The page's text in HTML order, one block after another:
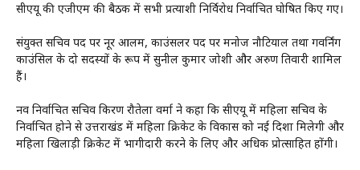
सीएयू की एजीएम की बैठक में सभी प्रत्याशी निर्विरोध निर्वाचित घोषित किए गए।
संयुक्त सचिव पद पर नूर आलम, काउंसलर पद पर मनोज नौटियाल तथा गवर्निंग
काउंसिल के दो सदस्यों के रूप में सुनील कुमार जोशी और अरुण तिवारी शामिल
हैं।
नव निर्वाचित सचिव किरण रौतेला वर्मा ने कहा कि सीएयू में महिला सचिव के
निर्वाचित होने से उत्तराखंड में महिला क्रिकेट के विकास को नई दिशा मिलेगी और
महिला खिलाड़ी क्रिकेट में भागीदारी करने के लिए और अधिक प्रोत्साहित होंगी।